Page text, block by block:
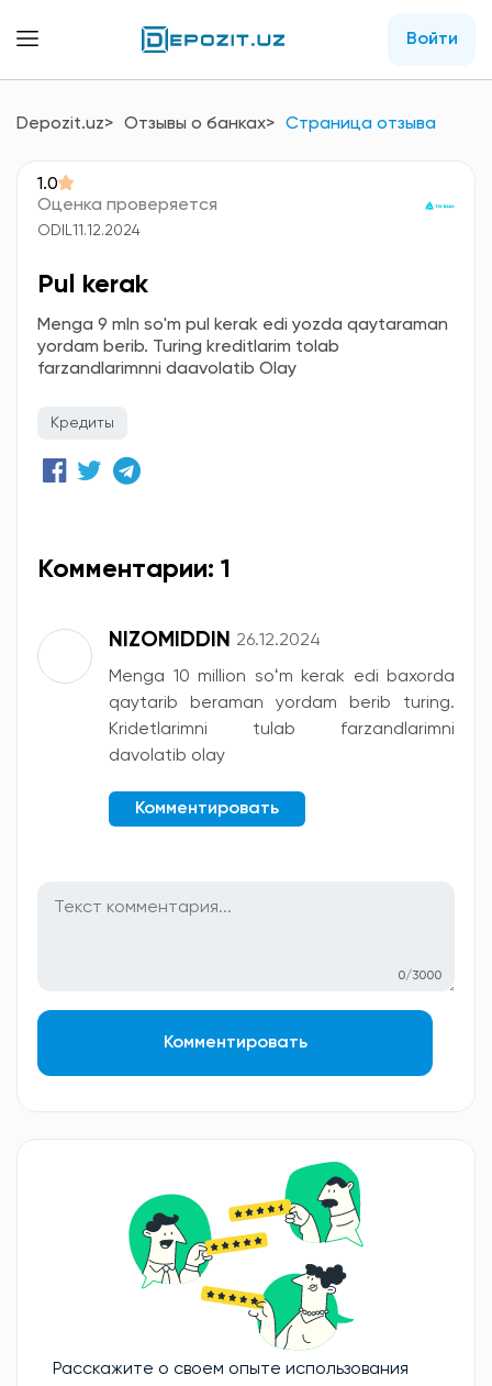
Войти
Depozit.uz Отзывы о банках Страница отзыва
1.0
Оценка проверяется
ODIL11.12.2024
Pul kerak
Menga 9 mln so'm pul kerak edi yozda qaytaraman
yordam berib. Turing kreditlarim tolab
farzandlarimnni daavolatib Olay
Кредиты
Комментарии: 1
NIZOMIDDIN 26.12.2024
Menga 10 million soʻm kerak edi baxorda
qaytarib beraman yordam berib turing.
Kridetlarimni tulab farzandlarimni
davolatib olay
Комментировать
0/3000
Комментировать
Расскажите о своем опыте использования